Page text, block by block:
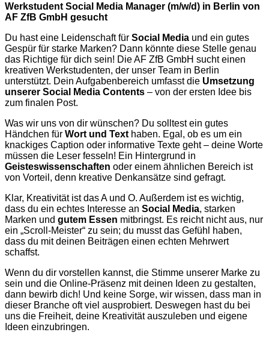
Werkstudent Social Media Manager (m/w/d) in Berlin von
AF ZfB GmbH gesucht
Du hast eine Leidenschaft für Social Media und ein gutes
Gespür für starke Marken? Dann könnte diese Stelle genau
das Richtige für dich sein! Die AF ZfB GmbH sucht einen
kreativen Werkstudenten, der unser Team in Berlin
unterstützt. Dein Aufgabenbereich umfasst die Umsetzung
unserer Social Media Contents – von der ersten Idee bis
zum finalen Post.
Was wir uns von dir wünschen? Du solltest ein gutes
Händchen für Wort und Text haben. Egal, ob es um ein
knackiges Caption oder informative Texte geht – deine Worte
müssen die Leser fesseln! Ein Hintergrund in
Geisteswissenschaften oder einem ähnlichen Bereich ist
von Vorteil, denn kreative Denkansätze sind gefragt.
Klar, Kreativität ist das A und O. Außerdem ist es wichtig,
dass du ein echtes Interesse an Social Media, starken
Marken und gutem Essen mitbringst. Es reicht nicht aus, nur
ein „Scroll-Meister“ zu sein; du musst das Gefühl haben,
dass du mit deinen Beiträgen einen echten Mehrwert
schaffst.
Wenn du dir vorstellen kannst, die Stimme unserer Marke zu
sein und die Online-Präsenz mit deinen Ideen zu gestalten,
dann bewirb dich! Und keine Sorge, wir wissen, dass man in
dieser Branche oft viel ausprobiert. Deswegen hast du bei
uns die Freiheit, deine Kreativität auszuleben und eigene
Ideen einzubringen.